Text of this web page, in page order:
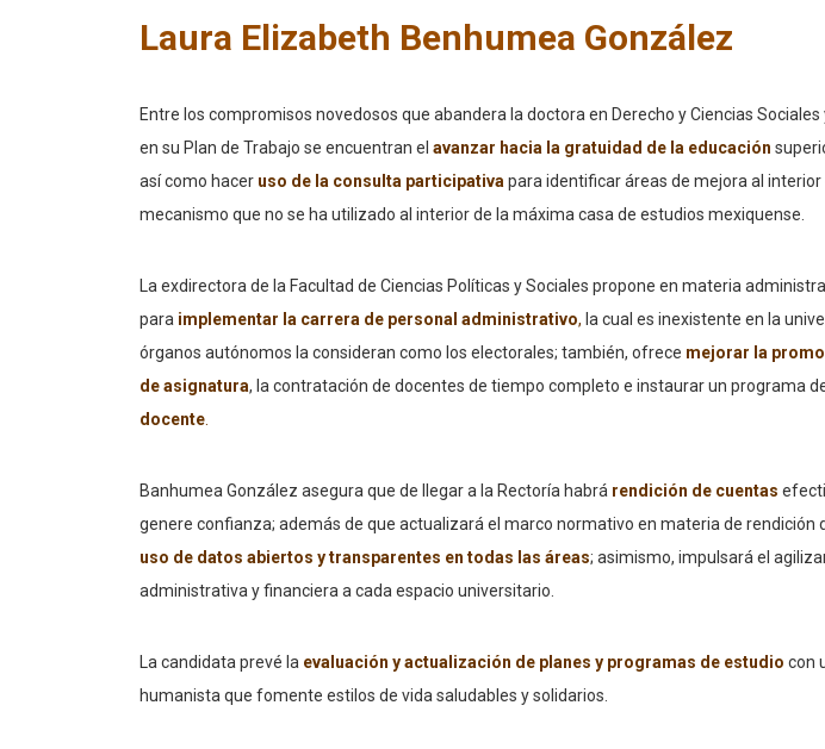
Laura Elizabeth Benhumea González
Entre los compromisos novedosos que abandera la doctora en Derecho y Ciencias
en su Plan de Trabajo se encuentran el avanzar hacia la gratuidad de la educación
así como hacer uso de la consulta participativa para identificar áreas de mejora al interior
mecanismo que no se ha utilizado al interior de la máxima casa de estudios mexiquense.
La exdirectora de la Facultad de Ciencias Políticas y Sociales propone en materia
para implementar la carrera de personal administrativo, la cual es inexistente en la
órganos autónomos la consideran como los electorales; también, ofrece mejorar la
de asignatura, la contratación de docentes de tiempo completo e instaurar un programa
docente
Banhumea González asegura que de llegar a la Rectoría habrá rendición de cuentas
genere confianza; además de que actualizará el marco normativo en materia de rendición
uso de datos abiertos y transparentes en todas las áreas; asimismo, impulsará el
administrativa y financiera a cada espacio universitario.
La candidata prevé la evaluación y actualización de planes y programas de estudio con
humanista que fomente estilos de vida saludables y solidarios.